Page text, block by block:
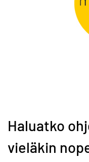
Haluatko
vieläkin